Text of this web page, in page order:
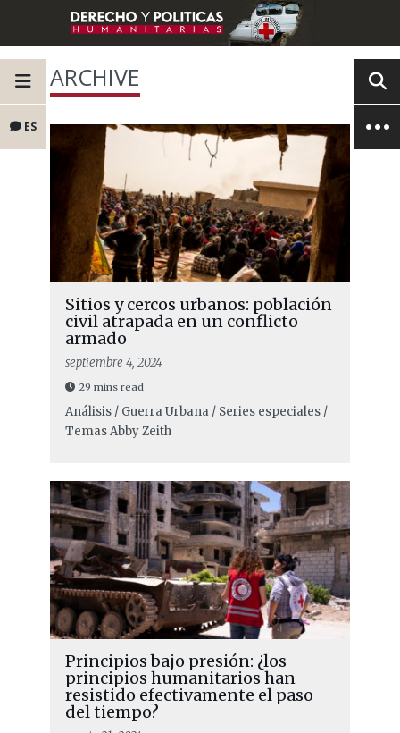
ES
ARCHIVE
Sitios y cercos urbanos: población
civil atrapada en un conflicto
armado
septiembre 4, 2024
29 mins read
Análisis / Guerra Urbana / Series especiales /
TemasAbby Zeith
Principios bajo presión: ¿los
principios humanitarios han
resistido efectivamente el paso
del tiempo?